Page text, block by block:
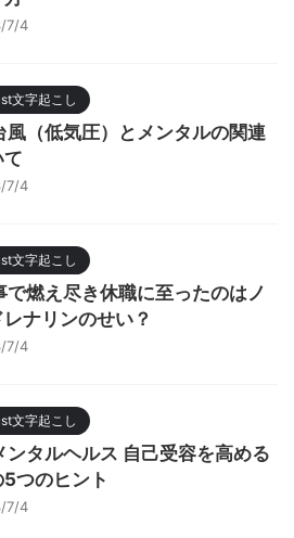
7/4
文字起こし
風（低気圧）とメンタルの関連
て
7/4
文字起こし
燃え尽き休職に至ったのはノ
ナリンのせい？
7/4
文字起こし
タルヘルス 自己受容を高める
つのヒント
7/4